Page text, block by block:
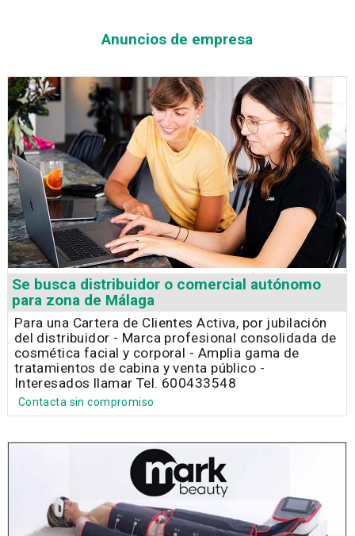
Anuncios de empresa
Se busca distribuidor o comercial autónomo
para zona de Málaga
Para una Cartera de Clientes Activa, por jubilación
del distribuidor - Marca profesional consolidada de
cosmética facial y corporal - Amplia gama de
tratamientos de cabina y venta público -
Interesados llamar Tel. 600433548
Contacta sin compromiso